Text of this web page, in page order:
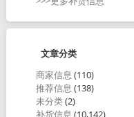
文章分类
商家信息 (110)
推荐信息 (138)
未分类(2)
补货信息 (10,142)